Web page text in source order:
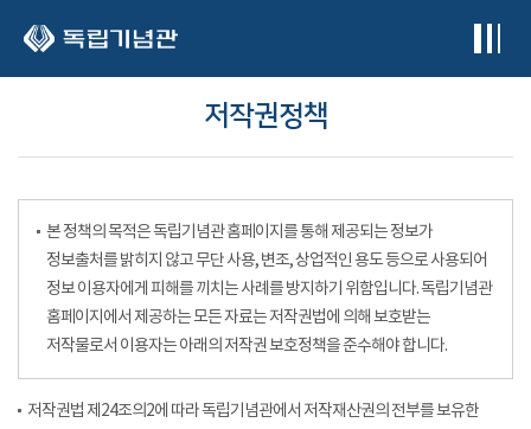
저작권정책
본 정책의 목적은 독립기념관 홈페이지를 통해 제공되는 정보가
정보출처를 밝히지 않고 무단 사용, 변조, 상업적인 용도 등으로 사용되어
정보 이용자에게 피해를 끼치는 사례를 방지하기 위함입니다. 독립기념관
홈페이지에서 제공하는 모든 자료는 저작권법에 의해 보호받는
저작물로서 이용자는 아래의 저작권 보호정책을 준수해야 합니다.
저작권법 제24조의2에 따라 독립기념관에서 저작재산권의 전부를 보유한